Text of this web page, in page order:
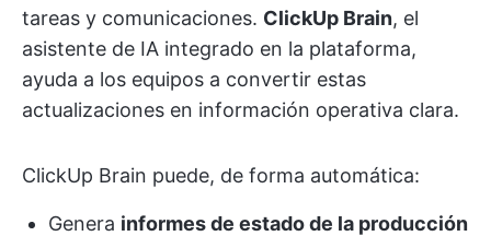
tareas y comunicaciones. ClickUp Brain, el
asistente de IA integrado en la plataforma,
ayuda a los equipos a convertir estas
actualizaciones en información operativa clara.
ClickUp Brain puede, de forma automática:
Genera informes de estado de la producción